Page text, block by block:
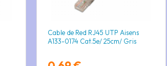
Cable de Red RJ45 UTP Aisens
A133-0174 Cat.5e/ 25cm/ Gris